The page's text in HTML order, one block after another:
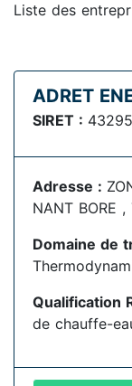
Liste des
ADRET
SIRET :
Adresse :
NANT BORE
Domaine de
Qualification
de chauffe-